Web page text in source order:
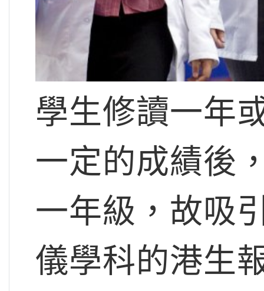
學生修讀一年
一定的成績後
一年級，故吸
儀學科的港生